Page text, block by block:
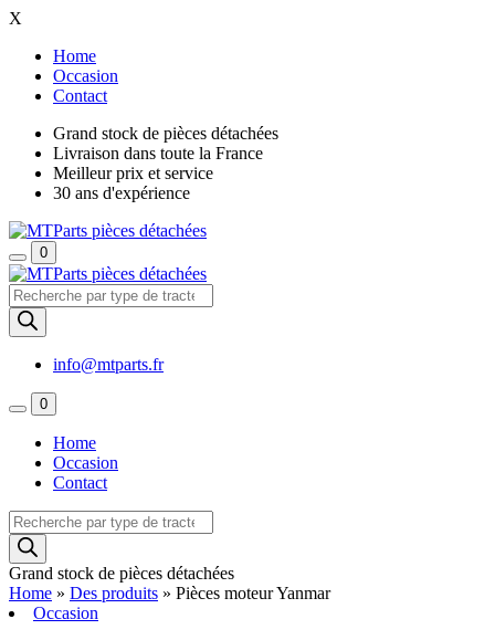
X
Home
Occasion
Contact
Grand stock de pièces détachées
Livraison dans toute la France
Meilleur prix et service
30 ans d'expérience
0
Recherche
de
produits
info@mtparts.fr
0
Home
Occasion
Contact
Recherche
de
produits
Grand stock de pièces détachées
Home » Des produits » Pièces moteur Yanmar
Occasion